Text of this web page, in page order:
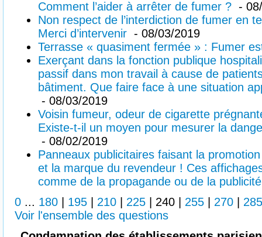
Comment l’aider à arrêter de fumer ? -
Non respect de l’interdiction de fumer en
Merci d’intervenir - 08/03/2019
Terrasse « quasiment fermée » : Fumer
Exerçant dans la fonction publique
passif dans mon travail à cause de
bâtiment. Que faire face à une situation
- 08/03/2019
Voisin fumeur, odeur de cigarette
Existe-t-il un moyen pour mesurer la
- 08/02/2019
Panneaux publicitaires faisant la
et la marque du revendeur ! Ces
comme de la propagande ou de la
0 ... 180 195 210 225 240 255 270
285
Voir l'ensemble des questions